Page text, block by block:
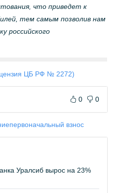
что приведет к
тем самым позволив нам
российского
ЦБ РФ № 2272)
0 0
первоначальный взнос
Уралсиб вырос на 23%